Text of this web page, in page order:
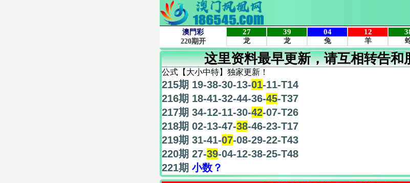
这里资料最早更新，请互相转告和
公式【大小中特】独家更新！
215期 19-38-30-13-01-11-T14
216期 18-41-32-44-36-45-T37
217期 34-12-11-30-42-07-T26
218期 02-13-47-38-46-23-T17
219期 31-41-07-08-29-22-T43
220期 27-39-04-12-38-25-T48
221期 小数？